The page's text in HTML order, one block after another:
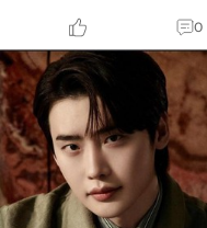
0